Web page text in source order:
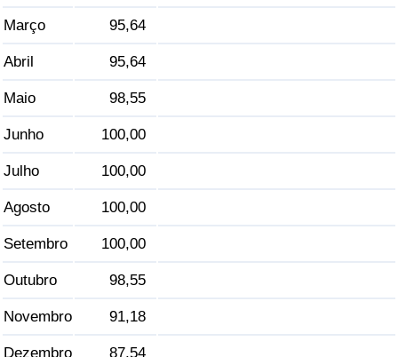
Março 95,64
Abril 95,64
Maio 98,55
Junho 100,00
Julho 100,00
Agosto 100,00
Setembro 100,00
Outubro 98,55
Novembro 91,18
Dezembro 87,54
Indicador de Poluição (Atual)
Índice de poluição
Trânsito
Indicador de Trânsito
Indicador de Trânsito (Atual)